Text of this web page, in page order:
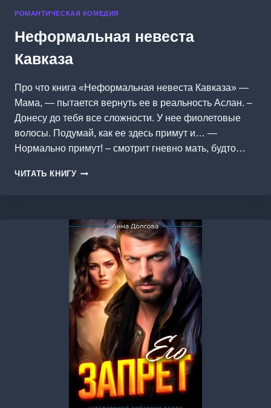
РОМАНТИЧЕСКАЯ КОМЕДИЯ
Неформальная невеста
Кавказа
Про что книга «Неформальная невеста Кавказа» —
Мама, — пытается вернуть ее в реальность Аслан. –
Донесу до тебя все сложности. У нее фиолетовые
волосы. Подумай, как ее здесь примут и… —
Нормально примут! – смотрит гневно мать, будто…
ЧИТАТЬ КНИГУ НЕФОРМАЛЬНАЯ